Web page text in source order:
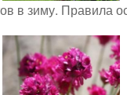
в зиму. Правила